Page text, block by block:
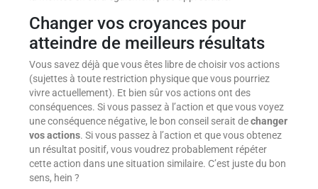
Changer vos croyances pour
atteindre de meilleurs résultats
Vous savez déjà que vous êtes libre de choisir vos actions
(sujettes à toute restriction physique que vous pourriez
vivre actuellement). Et bien sûr vos actions ont des
conséquences. Si vous passez à l’action et que vous voyez
une conséquence négative, le bon conseil serait dechanger
vos actions. Si vous passez à l’action et que vous obtenez
un résultat positif, vous voudrez probablement répéter
cette action dans une situation similaire. C’est juste du bon
sens, hein ?